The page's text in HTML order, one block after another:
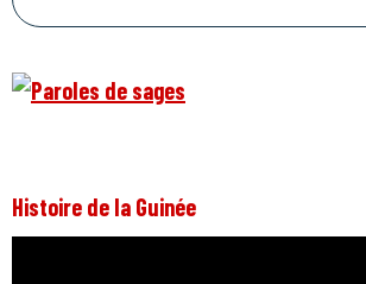
Histoire de la Guinée